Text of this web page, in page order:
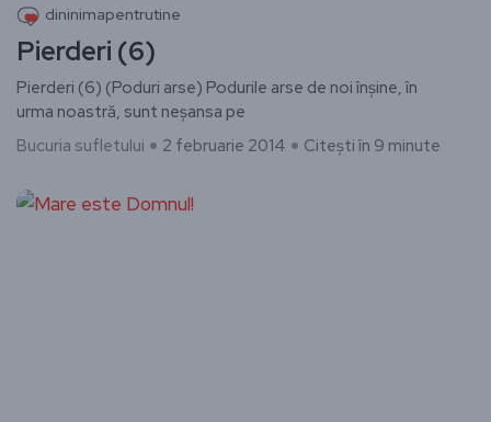
dininimapentrutine
Pierderi (6)
Pierderi (6) (Poduri arse) Podurile arse de noi înșine, în
urma noastră, sunt neșansa pe
Bucuria sufletului
2 februarie 2014 Citești în 9 minute